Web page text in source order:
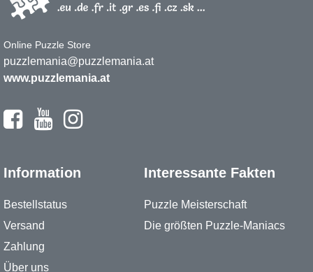
Online Puzzle Store
puzzlemania@puzzlemania.at
www.puzzlemania.at
Information
Bestellstatus
Versand
Zahlung
Über uns
Interessante Fakten
Puzzle Meisterschaft
Die größten Puzzle-Maniacs